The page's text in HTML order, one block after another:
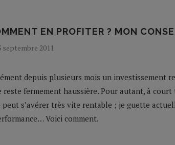
EN PROFITER ? MON
septembre 2011
depuis plusieurs mois un investissement
reste fermement haussière. Pour autant, à
peut s’avérer très vite rentable ; je guette
Voici comment.